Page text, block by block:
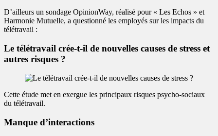
D’ailleurs un sondage OpinionWay, réalisé pour « Les Echos » et
Harmonie Mutuelle, a questionné les employés sur les impacts du
télétravail :
Le télétravail crée-t-il de nouvelles causes de stress et
autres risques ?
Cette étude met en exergue les principaux risques psycho-sociaux
du télétravail.
Manque d’interactions